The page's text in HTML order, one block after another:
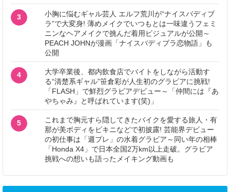
3
小胸に悩むギャル芸人 エルフ荒川が“ナイスバディブ
ラ”で大変身! 薄めメイクでいつもとは一味違うフェミ
ニンなヘアメイクで挑んだ着用ビジュアルが公開～
PEACH JOHNが漫画「ナイスバディブラ恋物語」も
公開
4
大学卒業後、都内飲食店でバイトをしながら活動す
る“清楚系ギャル”笹倉彩が人生初のグラビアに挑戦!
「FLASH」で鮮烈グラビアデビュー～「仲間には『あ
やちゃみ』と呼ばれています(笑)」
5
これまで胸元すら隠してきたバイクを愛する旅人・有
那が美ボディをビキニなどで初披露! 芸能界デビュー
の初仕事は「週プレ」の水着グラビア～同い年の相棒
「Honda X4」で日本全国2万km以上走破。グラビア
挑戦への想いも語ったメイキング動画も